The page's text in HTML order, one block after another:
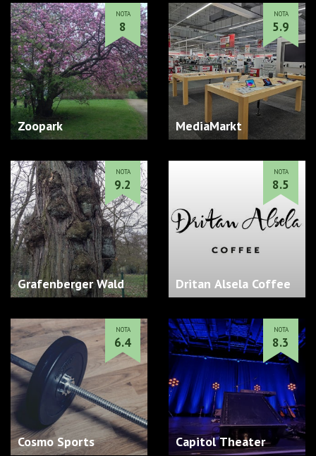
Zoopark
NOTA
8
MediaMarkt
NOTA
5.9
Grafenberger Wald
NOTA
9.2
Dritan Alsela Coffee
NOTA
8.5
Cosmo Sports
NOTA
6.4
Capitol Theater
NOTA
8.3